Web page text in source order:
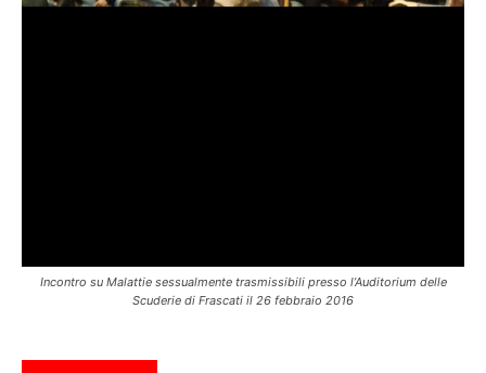
Incontro su Malattie sessualmente trasmissibili presso l’Auditorium delle
Scuderie di Frascati il 26 febbraio 2016